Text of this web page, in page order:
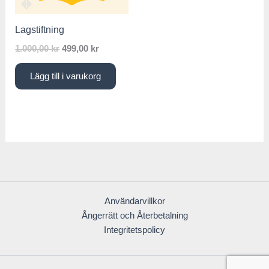
Lagstiftning
1.000,00kr 499,00 kr
Lägg till i varukorg
Användarvillkor
Ångerrätt och Återbetalning
Integritetspolicy